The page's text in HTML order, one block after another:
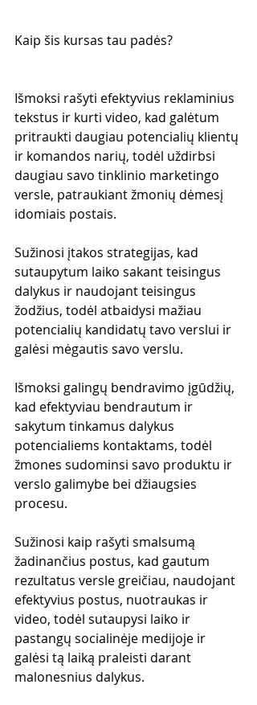
Kaip šis kursas tau padės?
Išmoksi rašyti efektyvius reklaminius
tekstus ir kurti video, kad galėtum
pritraukti daugiau potencialių klientų
ir komandos narių, todėl uždirbsi
daugiau savo tinklinio marketingo
versle, patraukiant žmonių dėmesį
idomiais postais.
Sužinosi įtakos strategijas, kad
sutaupytum laiko sakant teisingus
dalykus ir naudojant teisingus
žodžius, todėl atbaidysi mažiau
potencialių kandidatų tavo verslui ir
galėsi mėgautis savo verslu.
Išmoksi galingų bendravimo įgūdžių,
kad efektyviau bendrautum ir
sakytum tinkamus dalykus
potencialiems kontaktams, todėl
žmones sudominsi savo produktu ir
verslo galimybe bei džiaugsies
procesu.
Sužinosi kaip rašyti smalsumą
žadinančius postus, kad gautum
rezultatus versle greičiau, naudojant
efektyvius postus, nuotraukas ir
video, todėl sutaupysi laiko ir
pastangų socialinėje medijoje ir
galėsi tą laiką praleisti darant
malonesnius dalykus.